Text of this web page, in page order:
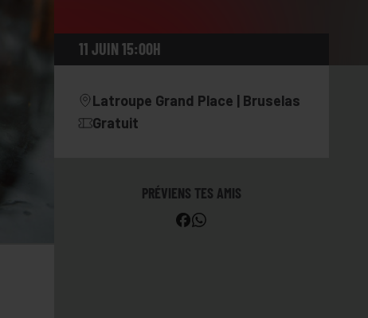
11 JUIN 15:00H
Latroupe Grand Place | Bruselas
Gratuit
PRÉVIENS TES AMIS